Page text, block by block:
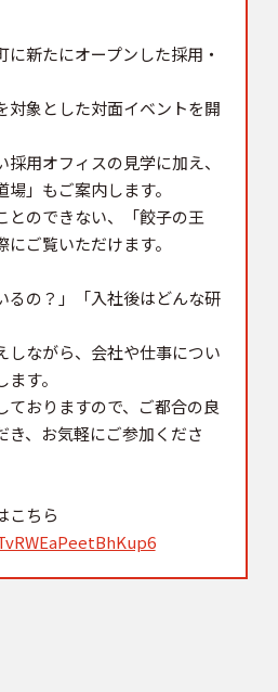
に新たにオープンした採用・
対象とした対面イベントを開
用オフィスの見学に加え、
」もご案内します。
とのできない、「餃子の王
ご覧いただけます。
るの？」「入社後はどんな研
しながら、会社や仕事につい
す。
ておりますので、ご都合の良
き、お気軽にご参加くださ
こちら